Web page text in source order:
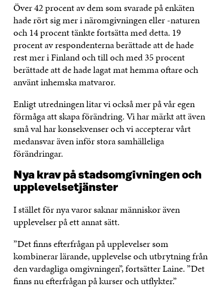
Över 42 procent av dem som svarade på enkäten
hade rört sig mer i näromgivningen eller -naturen
och 14 procent tänkte fortsätta med detta. 19
procent av respondenterna berättade att de hade
rest mer i Finland och till och med 35 procent
berättade att de hade lagat mat hemma oftare och
använt inhemska matvaror.
Enligt utredningen litar vi också mer på vår egen
förmåga att skapa förändring. Vi har märkt att även
små val har konsekvenser och vi accepterar vårt
medansvar även inför stora samhälleliga
förändringar. ​
Nya krav på stadsomgivningen och
upplevelsetjänster
I stället för nya varor saknar människor även
upplevelser på ett annat sätt.
”Det finns efterfrågan på upplevelser som
kombinerar lärande, upplevelse och utbrytning från
den vardagliga omgivningen”, fortsätter Laine. ”Det
finns nu efterfrågan på kurser och utflykter.”